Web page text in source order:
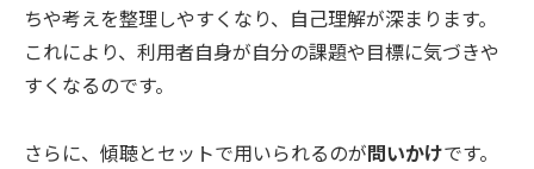
ちや考えを整理しやすくなり、自己理解が深まります。
これにより、利用者自身が自分の課題や目標に気づきや
すくなるのです。
さらに、傾聴とセットで用いられるのが問いかけです。